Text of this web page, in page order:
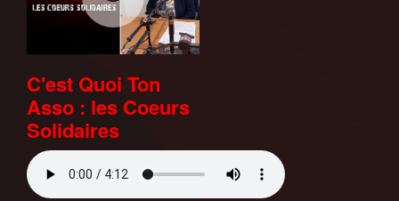
C'est Quoi Ton
Asso : les Coeurs
Solidaires